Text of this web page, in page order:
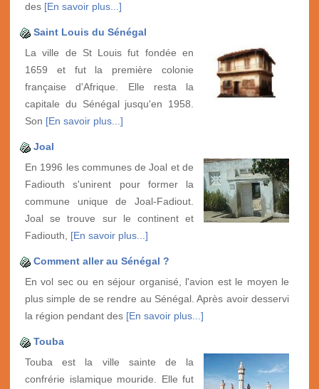
des [En savoir plus...]
Saint Louis du Sénégal
La ville de St Louis fut fondée en
1659 et fut la première colonie
française d'Afrique. Elle resta la
capitale du Sénégal jusqu'en 1958.
Son [En savoir plus...]
Joal
En 1996 les communes de Joal et de
Fadiouth s'unirent pour former la
commune unique de Joal-Fadiout.
Joal se trouve sur le continent et
Fadiouth, [En savoir plus...]
Comment aller au Sénégal ?
En vol sec ou en séjour organisé, l'avion est le moyen le
plus simple de se rendre au Sénégal. Après avoir desservi
la région pendant des [En savoir plus...]
Touba
Touba est la ville sainte de la
confrérie islamique mouride. Elle fut